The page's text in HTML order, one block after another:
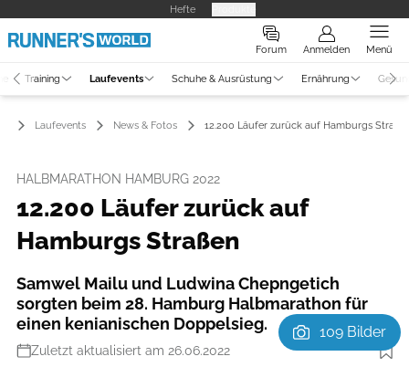
Hefte
Forum Anmelden Menü
Training Laufevents Schuhe & Ausrüstung Ernährung
Laufevents News & Fotos 12.200 Läufer zurück auf Hamburgs
HALBMARATHON HAMBURG 2022
12.200 Läufer zurück auf
Hamburgs Straßen
Samwel Mailu und Ludwina Chepngetich
sorgten beim 28. Hamburg Halbmarathon für
einen kenianischen Doppelsieg.
Zuletzt aktualisiert am 26.06.2022
Foto: Meine-Sportfotos.de
109 Bilder